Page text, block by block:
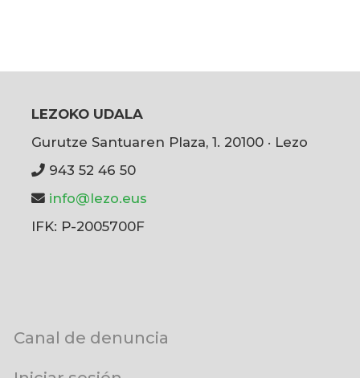
LEZOKO UDALA
Gurutze Santuaren Plaza, 1. 20100 · Lezo
943 52 46 50
info@lezo.eus
IFK: P-2005700F
User
account
Canal de denuncia